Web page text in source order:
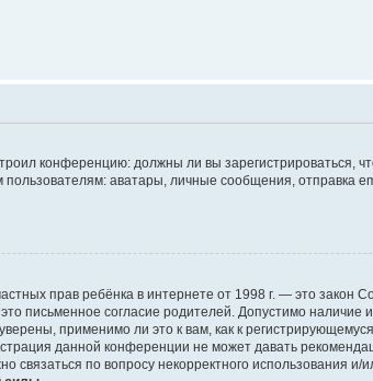
конференцию: должны ли вы
аватары, личные сообщения, отправка
прав ребёнка в интернете от 1998 г. — это
письменное согласие родителей. Допустимо наличие
применимо ли это к вам, как к
данной конференции не может давать
по вопросу некорректного использования